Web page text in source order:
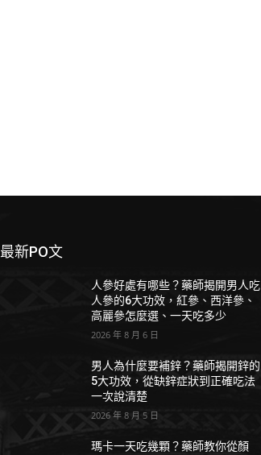
最新PO文
人參好處有哪些？藥師揭開男人吃
人參的6大功效，紅參、西洋參、
高麗參怎麼選、一天吃多少
2026 年 8 月 6 日
男人為什麼要補鋅？藥師揭開鋅的
5大功效，從缺鋅症狀到正確吃法
一次說清楚
2026 年 8 月 5 日
瑪卡一天吃幾顆？藥師教你從顏